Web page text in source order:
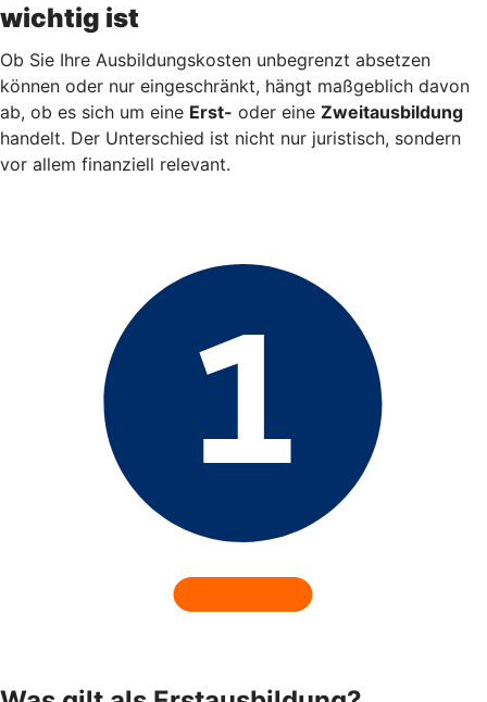
wichtig ist
Ob Sie Ihre Ausbildungskosten unbegrenzt absetzen
können oder nur eingeschränkt, hängt maßgeblich davon
ab, ob es sich um eine Erst- oder eine Zweitausbildung
handelt. Der Unterschied ist nicht nur juristisch, sondern
vor allem finanziell relevant.